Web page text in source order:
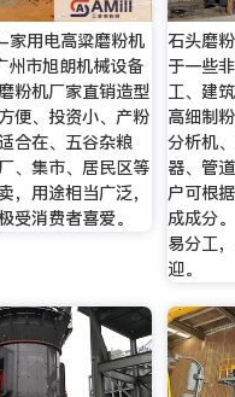
用电高粱磨粉机
市旭朗机械设备
粉机厂家直销造型
便、投资小、产粉
合在、五谷杂粮
、集市、居民区等
，用途相当广泛，
受消费者喜爱。
石头磨
于一些
工、建
高细制
分析机
器、管
户可根
成成分
易分工
迎。